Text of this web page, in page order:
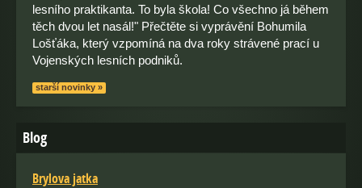
lesního praktikanta. To byla škola! Co všechno já během
těch dvou let nasál!" Přečtěte si vyprávění Bohumila
Lošťáka, který vzpomíná na dva roky strávené prací u
Vojenských lesních podniků.
starší novinky »
Blog
Brylova jatka